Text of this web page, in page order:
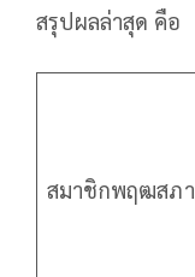
สรุปผลล่าสุด คือ
สมาชิกพฤฒสภา